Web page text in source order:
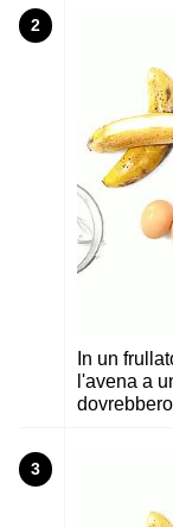
2
In un
l'avena a
3